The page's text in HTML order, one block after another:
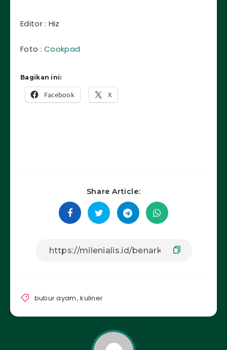
Editor : Hiz
Foto :Cookpad
Bagikan ini:
Facebook X
Share Article:
bubur ayam,kuliner